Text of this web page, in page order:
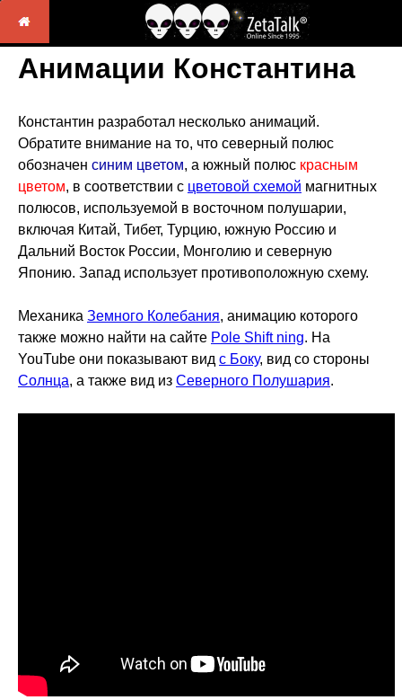
Анимации Константина
Константин разработал несколько анимаций.
Обратите внимание на то, что северный полюс
обозначен синим цветом, а южный полюс красным
цветом, в соответствии с цветовой схемой магнитных
полюсов, используемой в восточном полушарии,
включая Китай, Тибет, Турцию, южную Россию и
Дальний Восток России, Монголию и северную
Японию. Запад использует противоположную схему.
Механика Земного Колебания, анимацию которого
также можно найти на сайте Pole Shift ning. На
YouTube они показывают вид с Боку, вид со стороны
Солнца, а также вид из Северного Полушария.